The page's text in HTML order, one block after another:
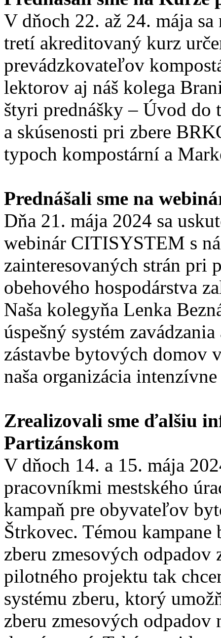
V dňoch 22. až 24. mája
tretí akreditovaný kurz
prevádzkovateľov
lektorov aj náš kolega
štyri prednášky – Úvod do
a skúsenosti pri zbere
typoch kompostární a
Prednášali sme na
Dňa 21. mája 2024 sa
webinár CITISYSTEM s
zainteresovaných strán
obehového hospodárstva
Naša kolegyňa Lenka
úspešný systém
zástavbe bytových domov
naša organizácia
Zrealizovali sme ďalšiu
Partizánskom
V dňoch 14. a 15. mája
pracovníkmi mestského
kampaň pre obyvateľov
Štrkovec. Témou kampane
zberu zmesových
pilotného projektu tak
systému zberu, ktorý
zberu zmesových